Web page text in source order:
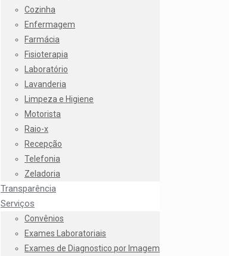
Cozinha
Enfermagem
Farmácia
Fisioterapia
Laboratório
Lavanderia
Limpeza e Higiene
Motorista
Raio-x
Recepção
Telefonia
Zeladoria
Transparência
Serviços
Convênios
Exames Laboratoriais
Exames de Diagnostico por Imagem